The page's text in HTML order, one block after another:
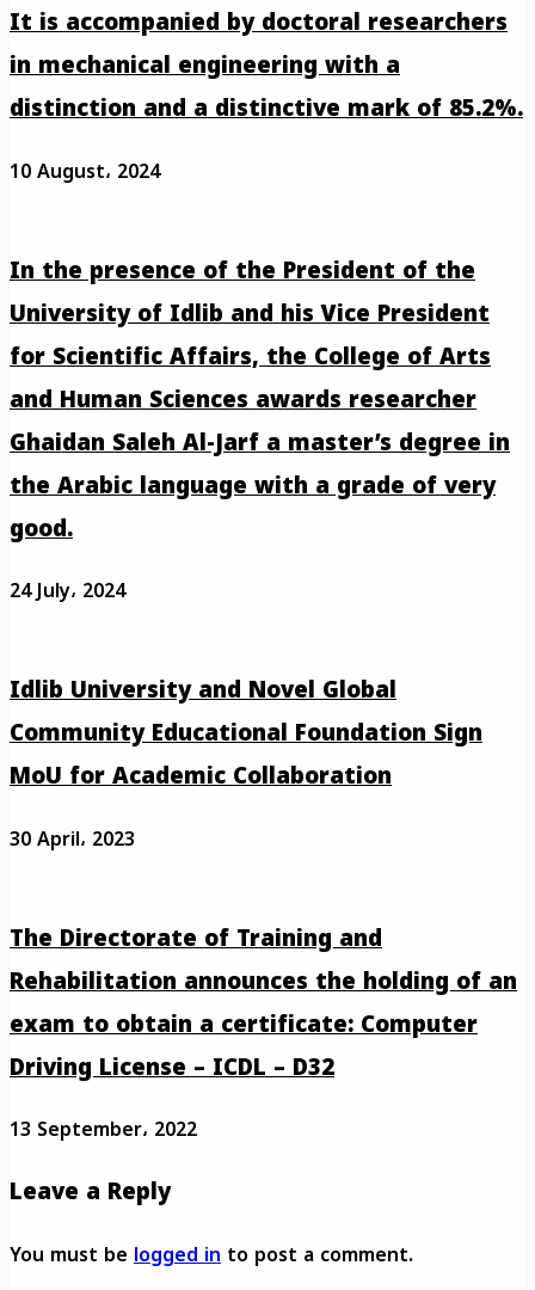
It is accompanied by doctoral researchers
in mechanical engineering with a
distinction and a distinctive mark of 85.2%.
10 August، 2024
In the presence of the President of the
University of Idlib and his Vice President
for Scientific Affairs, the College of Arts
and Human Sciences awards researcher
Ghaidan Saleh Al-Jarf a master’s degree in
the Arabic language with a grade of very
good.
24 July، 2024
Idlib University and Novel Global
Community Educational Foundation Sign
MoU for Academic Collaboration
30 April، 2023
The Directorate of Training and
Rehabilitation announces the holding of an
exam to obtain a certificate: Computer
Driving License – ICDL – D32
13 September، 2022
Leave a Reply
You must belogged into post a comment.